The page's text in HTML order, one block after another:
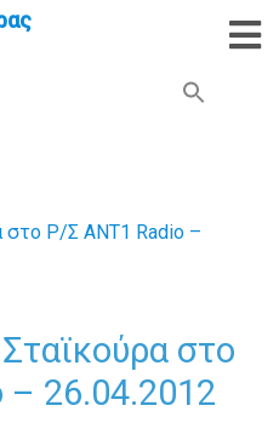
στο
– 26.04.2012